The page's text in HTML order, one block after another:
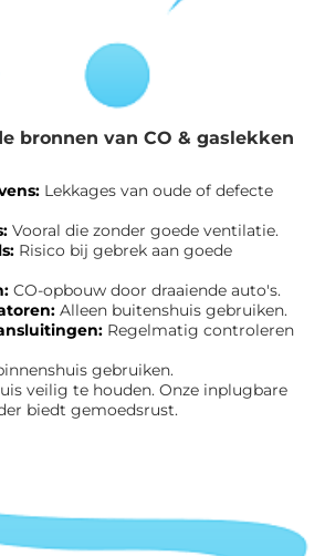
bronnen van CO & gaslekken
Lekkages van oude of defecte
Vooral die zonder goede ventilatie.
Risico bij gebrek aan goede
CO-opbouw door draaiende auto's.
Alleen buitenshuis gebruiken.
Regelmatig controleren
gebruiken.
veilig te houden. Onze inplugbare
biedt gemoedsrust.